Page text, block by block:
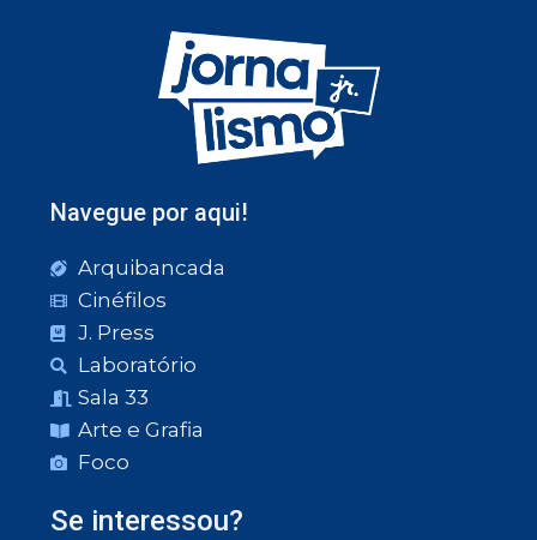
Navegue por aqui!
Arquibancada
Cinéfilos
J. Press
Laboratório
Sala 33
Arte e Grafia
Foco
Se interessou?